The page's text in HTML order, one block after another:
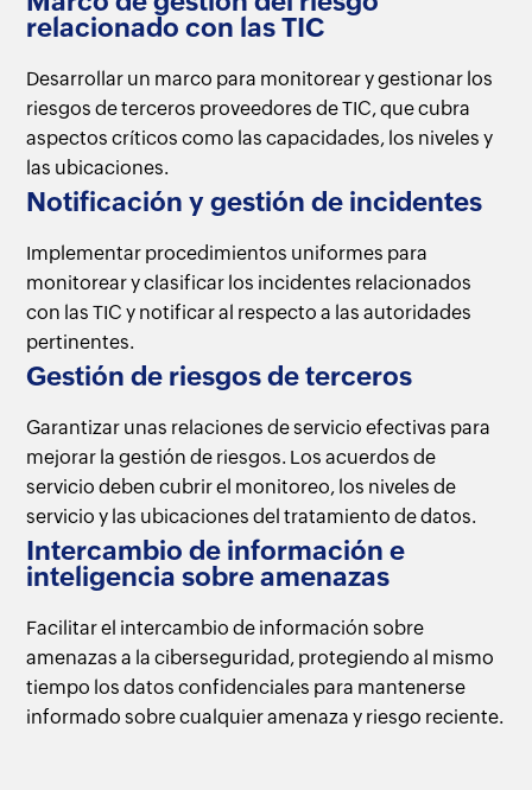
relacionado con las TIC
Desarrollar un marco para monitorear y gestionar los
riesgos de terceros proveedores de TIC,que cubra
aspectos críticos como las capacidades, los niveles y
las ubicaciones.
Notificación y gestión de incidentes
Implementar procedimientos uniformes para
monitorear y clasificar los incidentes relacionados
con las TIC y notificar al respecto a las autoridades
pertinentes.
Gestión de riesgosde terceros
Garantizar unas relaciones de servicio efectivas para
mejorar la gestión de riesgos. Los acuerdos de
servicio deben cubrir el monitoreo, los niveles de
servicio y las ubicaciones del tratamiento de datos.
Intercambio de información e
inteligencia sobre amenazas
Facilitar el intercambio de información sobre
amenazas a la ciberseguridad, protegiendo al mismo
tiempo los datos confidenciales para mantenerse
informado sobre cualquieramenaza y riesgo reciente.